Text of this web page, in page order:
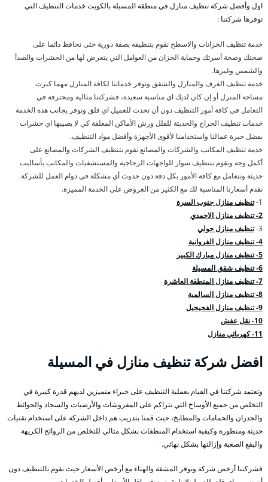
اول وأفضل شركة تنظيف منازل في منطقة المسيلة بالكويت خدمات التنظيف التي
توفرها شركتنا :
خدمة تنظيف الخزانات والاسطح نقوم بتنظيفه بصفة دورية حتى نحافظ دائما على
صحتك وصحة أسرتك وحماية الخزان من العوامل التي يتعرض لها من الحشرات والصدأ
والشمس وغيرها.
خدمة تنظيف الغرف والمنازل والشقق ونوفر خدماتنا لكافة المنازل مهما كبرت
مساحة المنزل أو إن كان لديك اي مناسبة سعيدة، فشركتنا مثالية ومحترفة في
التعامل في كافة أمور التنظيف دون أن تحدث للعميل اي قلق ونوفر بجانب هذه الخدمة
خدمات تنظيف الجراج والحديثة للفلل ورش الأماكن المغلقة كي لا يصيبها اي حشرات
بفضل خبرة عمالنا واستخدامنا لأقوى الأجهزة وأفضل مواد التنظيف.
خدمة تنظيف المكاتب والشركات والمصانع نقوم بتنظيف الشركات والمصانع على
أكمل وجه ونقوم بتنظيف سوار للواجهات الزجاجية والمستشفيات والمكاتب بأساليب
حديثة ونتعامل مع كافة الأمور بكل دقة دون حدوث أي مشكلة في دوام العمل للشركة.
نقدم أسعارنا المناسبة لك مع الكثير من العروض على الخدمة المميزة.
1- تنظيف منازل جنوب السرة
2- تنظيف منازل الاحمدي
3- تنظيف منازل حولي
4- تنظيف منازل الفروانية
5- تنظيف منازل مبارك الكبير
6- تنظيف شقق المسيلة
7- تنظيف منازل المنطقة العاشرة
8- تنظيف منازل السالمية
9- تنظيف منازل الفحيحيل
10- نقل عفش
11- كهربائي منازل
افضل شركة تنظيف منازل في المسيلة
وتعتمد شركتنا في القيام بعملية التنظيف على خبراء متميزين لديهم قدرة كبيرة في
التخلص من جميع الأوساخ التي تتراكم على المفروشات والأرضيات والسجاد والحوائط
والجدران والحمامات والمطابخ، حيث قمنا بتدريب هم داخل الشركة على استخدام تقنيات
حديثة ومتطورة وكيفية استخدام المنظفات بشكل مثالي للتخلص من الروائح الكريهة
والبقع الصعبة وإزالتها بشكل نهائي.
فشركتنا أرخص شركة ونوفر المشقة والهناء مع أرخص الأسعار حيث نقوم بالتنظيف دون